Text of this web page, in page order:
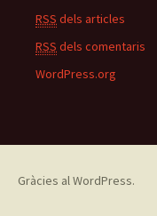
RSS dels articles
RSS dels comentaris
WordPress.org
Gràcies al WordPress.